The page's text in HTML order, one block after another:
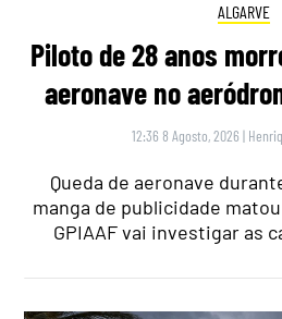
ALGARVE
Piloto de 28 anos
aeronave no
12:36 8 Agosto, 2026 |
Queda de aeronave
manga de publicidade
GPIAAF vai investigar as